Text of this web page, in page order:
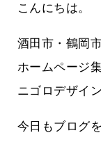
こんにちは。
酒田市・鶴岡
ホームページ
ニゴロデザイ
今日もブログ